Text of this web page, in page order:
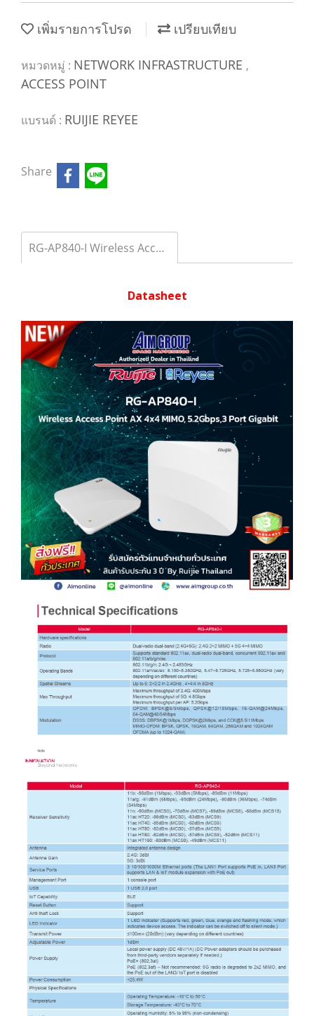
เพิ่มรายการโปรด เปรียบเทียบ
หมวดหมู่ : NETWORK INFRASTRUCTURE ,
ACCESS POINT
แบรนด์ : RUIJIE REYEE
Share
RG-AP840-I Wireless Access Point AX 4x4 MIMO, 5.2Gbps,3 Port Gigabit
Datasheet